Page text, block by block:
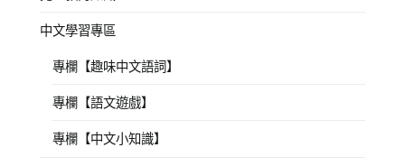
中文學習專區
專欄【趣味中文語詞】
專欄【語文遊戲】
專欄【中文小知識】